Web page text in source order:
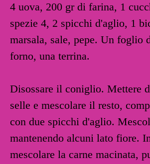
4 uova, 200 gr di farina, 1
spezie 4, 2 spicchi d'aglio, 1
marsala, sale, pepe. Un foglio
forno, una terrina.
Disossare il coniglio. Mettere
selle e mescolare il resto,
con due spicchi d'aglio.
mantenendo alcuni lato fiore.
mescolare la carne macinata,